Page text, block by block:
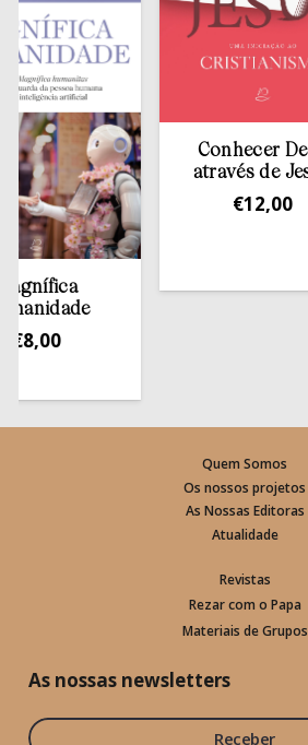
Conhecer Deus
através de Jesus
12,00
Quem Somos
Os nossos projetos
As Nossas Editoras
Atualidade
Revistas
Rezar com o Papa
Materiais de Grupos
As nossas newsletters
Receber